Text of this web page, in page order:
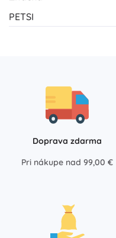
PETSI
Doprava zdarma
Pri nákupe nad 99,00 €